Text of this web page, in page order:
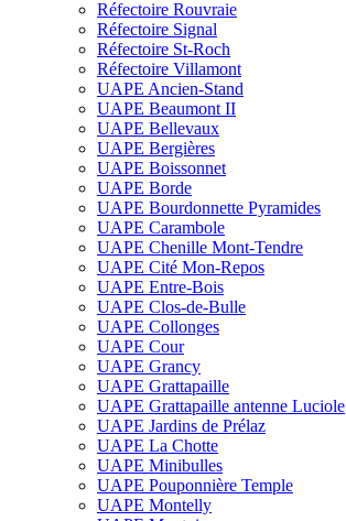
Réfectoire Rouvraie
Réfectoire Signal
Réfectoire St-Roch
Réfectoire Villamont
UAPE Ancien-Stand
UAPE Beaumont II
UAPE Bellevaux
UAPE Bergières
UAPE Boissonnet
UAPE Borde
UAPE Bourdonnette Pyramides
UAPE Carambole
UAPE Chenille Mont-Tendre
UAPE Cité Mon-Repos
UAPE Entre-Bois
UAPE Clos-de-Bulle
UAPE Collonges
UAPE Cour
UAPE Grancy
UAPE Grattapaille
UAPE Grattapaille antenne Luciole
UAPE Jardins de Prélaz
UAPE La Chotte
UAPE Minibulles
UAPE Pouponnière Temple
UAPE Montelly